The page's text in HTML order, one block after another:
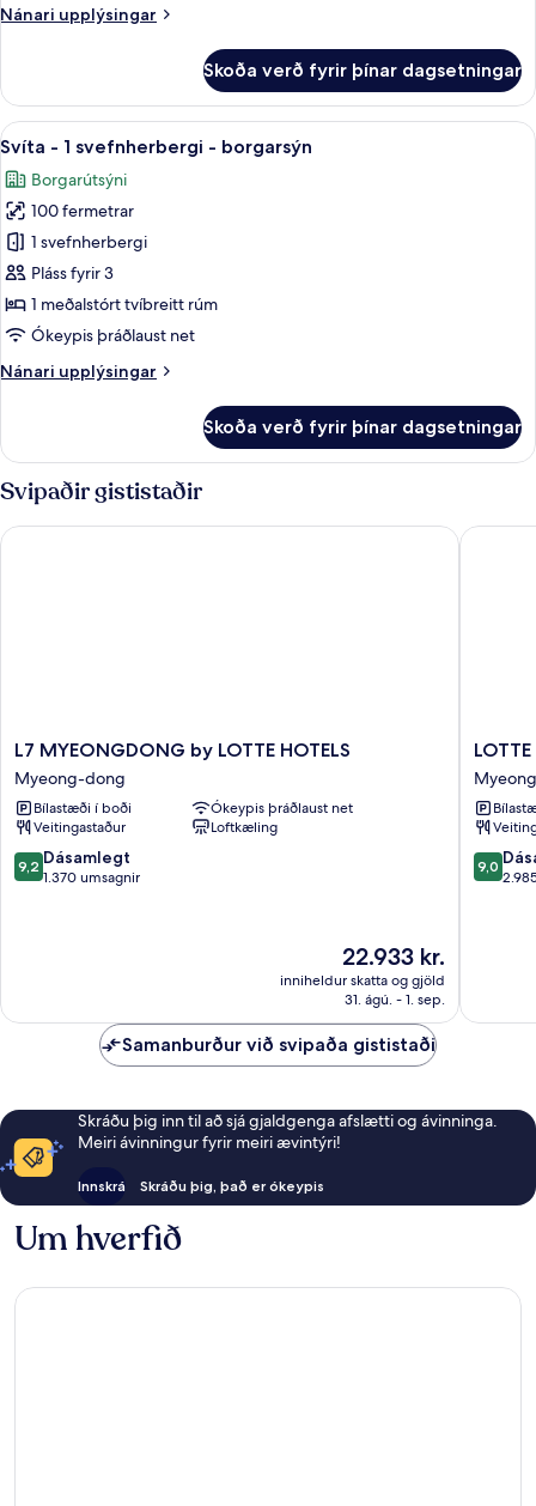
rúm
Nánari upplýsingar
Nánari
-
meðalstórt
rúm
borgarsýn
Skoða verð fyrir þínar dagsetningar
Skoða
allar
myndir
fyrir
Svíta
-
1
svefnherbergi
borgarsýn
Svíta - 1 svefnherbergi - borgarsýn
6
Svíta - 1 svefnherbergi - borgarsýn
Borgarútsýni
100 fermetrar
1 svefnherbergi
Pláss fyrir 3
1 meðalstórt tvíbreitt rúm
Ókeypis þráðlaust net
Nánari upplýsingar
Nánari
-
1
svefnherbergi
borgarsýn
Skoða verð fyrir þínar dagsetningar
Svipaðir gististaðir
L7
MYEONGDONG
by
LOTTE
HOTELS
Myeong-
dong
L7 MYEONGDONG by LOTTE HOTELS
Myeong-dong
Bílastæði í boði
Ókeypis þráðlaust net
Veitingastaður
Loftkæling
9.2
af
9,2 Dásamlegt
1.370 umsagnir
Verðið
22.933 kr.
22.933 kr.
inniheldur skatta og gjöld
31. ágú. - 1. sep.
L7 MYEONGDONG by LOTTE HOTELS
LOTTE
CITY
HOTEL
dong
9.0
af
9,0
LOTTE
Samanburður við svipaða gististaði
Skráðu þig inn til að sjá gjaldgenga afslætti og ávinninga.
Meiri ávinningur fyrir meiri ævintýri!
Innskrá Skráðu þig, það er ókeypis
Um hverfið